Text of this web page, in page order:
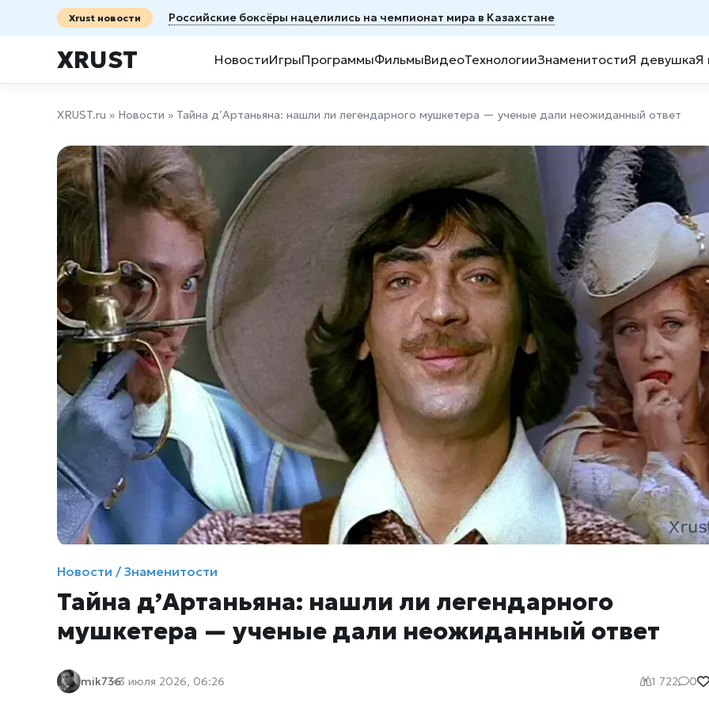
Xrust новости Российские боксёры нацелились на чемпионат мира в Казахстане
XRUST НовостиИгрыПрограммыФильмыВидеоТехнологииЗнаменитостиЯ девушкаЯ
XRUST.ru » Новости » Тайна д’Артаньяна: нашли ли легендарного мушкетера — ученые дали неожиданный ответ
Новости / Знаменитости
Тайна д’Артаньяна: нашли ли легендарного
мушкетера — ученые дали неожиданный ответ
mik7363 июля 2026, 06:26 1 722 0